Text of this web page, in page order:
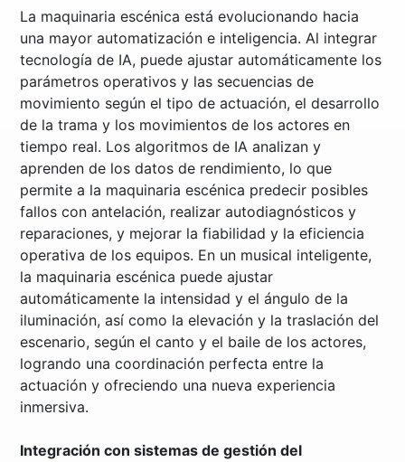
La maquinaria escénica está evolucionando hacia
una mayor automatización e inteligencia. Al integrar
tecnología de IA, puede ajustar automáticamente los
parámetros operativos y las secuencias de
movimiento según el tipo de actuación, el desarrollo
de la trama y los movimientos de los actores en
tiempo real. Los algoritmos de IA analizan y
aprenden de los datos de rendimiento, lo que
permite a la maquinaria escénica predecir posibles
fallos con antelación, realizar autodiagnósticos y
reparaciones, y mejorar la fiabilidad y la eficiencia
operativa de los equipos. En un musical inteligente,
la maquinaria escénica puede ajustar
automáticamente la intensidad y el ángulo de la
iluminación, así como la elevación y la traslación del
escenario, según el canto y el baile de los actores,
logrando una coordinación perfecta entre la
actuación y ofreciendo una nueva experiencia
inmersiva.
Integración con sistemas de gestión del